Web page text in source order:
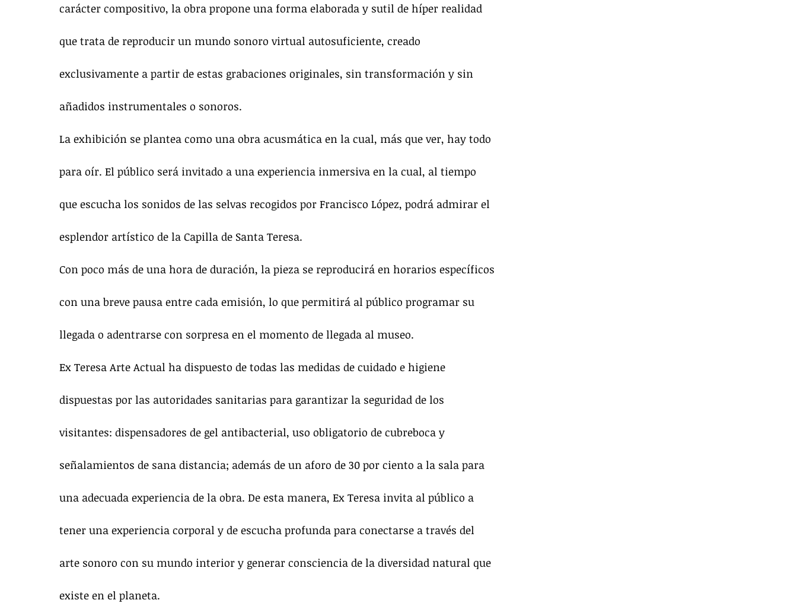
carácter compositivo, la obra propone una forma elaborada y sutil de híper realidad
que trata de reproducir un mundo sonoro virtual autosuficiente, creado
exclusivamente a partir de estas grabaciones originales, sin transformación y sin
añadidos instrumentales o sonoros.
La exhibición se plantea como una obra acusmática en la cual, más que ver, hay todo
para oír. El público será invitado a una experiencia inmersiva en la cual, al tiempo
que escucha los sonidos de las selvas recogidos por Francisco López, podrá admirar el
esplendor artístico de la Capilla de Santa Teresa.
Con poco más de una hora de duración, la pieza se reproducirá en horarios específicos
con una breve pausa entre cada emisión, lo que permitirá al público programar su
llegada o adentrarse con sorpresa en el momento de llegada al museo.
Ex Teresa Arte Actual ha dispuesto de todas las medidas de cuidado e higiene
dispuestas por las autoridades sanitarias para garantizar la seguridad de los
visitantes: dispensadores de gel antibacterial, uso obligatorio de cubreboca y
señalamientos de sana distancia; además de un aforo de 30 por ciento a la sala para
una adecuada experiencia de la obra. De esta manera, Ex Teresa invita al público a
tener una experiencia corporal y de escucha profunda para conectarse a través del
arte sonoro con su mundo interior y generar consciencia de la diversidad natural que
existe en el planeta.